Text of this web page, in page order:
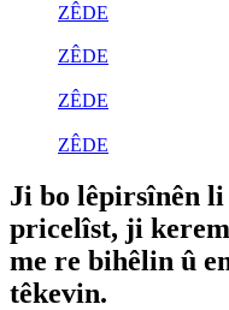
ZÊDE
ZÊDE
ZÊDE
ZÊDE
Ji bo lêpirsînên
pricelîst, ji
me re bihêlin û
têkevin.